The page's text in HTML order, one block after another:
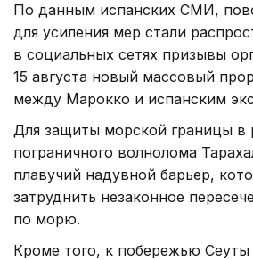
По данным испанских СМИ,
для усиления мер стали
в социальных сетях призывы
15 августа новый массовый
между Марокко и испанским
Для защиты морской границы в
пограничного волнолома
плавучий надувной барьер,
затруднить незаконное
по морю.
Кроме того, к побережью